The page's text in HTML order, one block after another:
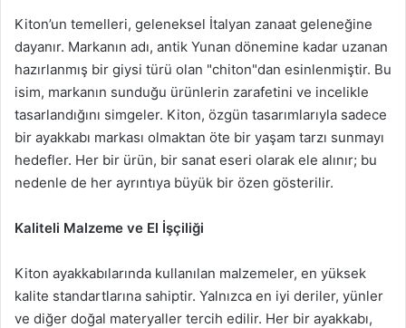
Kiton’un temelleri, geleneksel İtalyan zanaat geleneğine
dayanır. Markanın adı, antik Yunan dönemine kadar uzanan
hazırlanmış bir giysi türü olan "chiton"dan esinlenmiştir. Bu
isim, markanın sunduğu ürünlerin zarafetini ve incelikle
tasarlandığını simgeler. Kiton, özgün tasarımlarıyla sadece
bir ayakkabı markası olmaktan öte bir yaşam tarzı sunmayı
hedefler. Her bir ürün, bir sanat eseri olarak ele alınır; bu
nedenle de her ayrıntıya büyük bir özen gösterilir.
Kaliteli Malzeme ve El İşçiliği
Kiton ayakkabılarında kullanılan malzemeler, en yüksek
kalite standartlarına sahiptir. Yalnızca en iyi deriler, yünler
ve diğer doğal materyaller tercih edilir. Her bir ayakkabı,